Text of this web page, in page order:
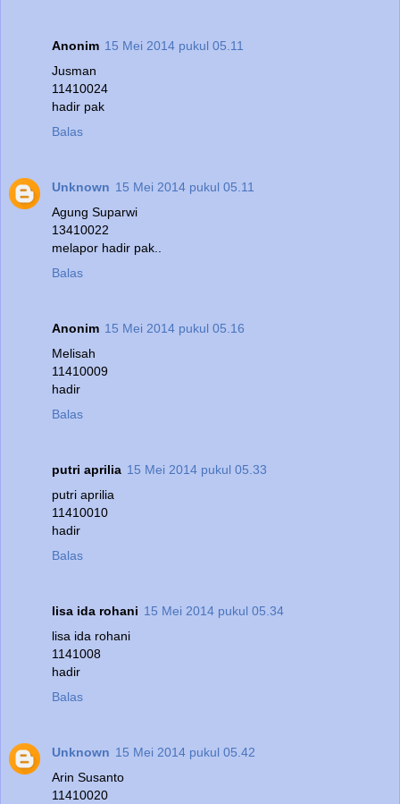
Anonim 15 Mei 2014 pukul 05.11
Jusman
11410024
hadir pak
Balas
Unknown 15 Mei 2014 pukul 05.11
Agung Suparwi
13410022
melapor hadir pak..
Balas
Anonim 15 Mei 2014 pukul 05.16
Melisah
11410009
hadir
Balas
putri aprilia 15 Mei 2014 pukul 05.33
putri aprilia
11410010
hadir
Balas
lisa ida rohani 15 Mei 2014 pukul 05.34
lisa ida rohani
1141008
hadir
Balas
Unknown 15 Mei 2014 pukul 05.42
Arin Susanto
11410020